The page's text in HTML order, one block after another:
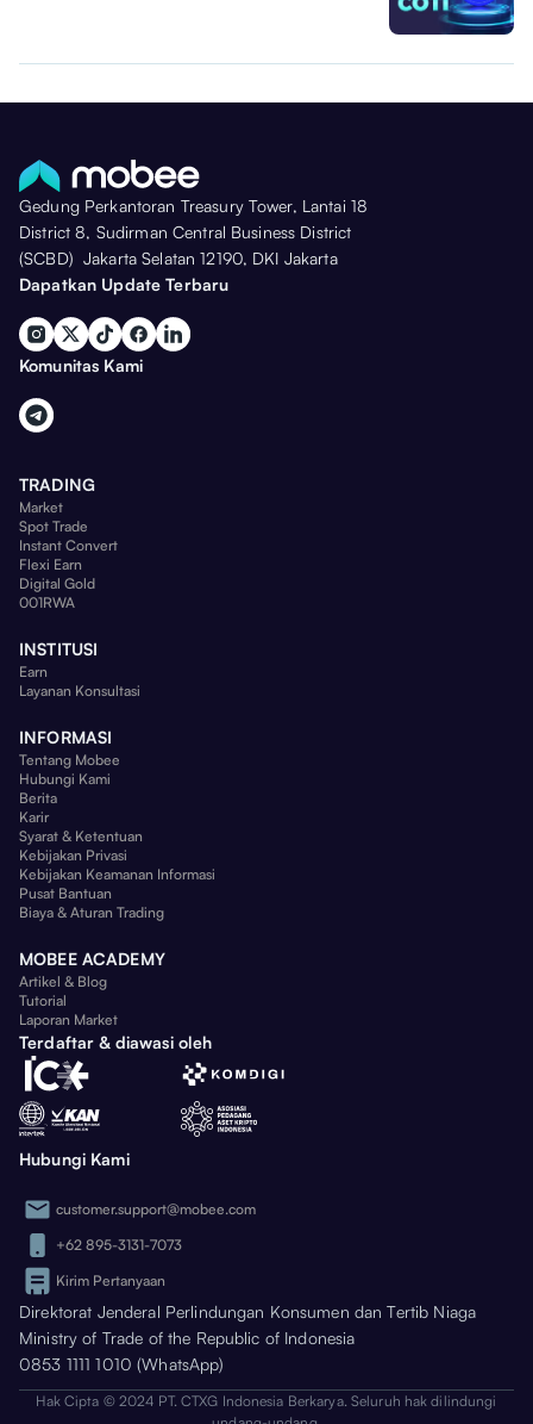
Gedung Perkantoran Treasury Tower, Lantai 18
District 8, Sudirman Central Business District
(SCBD) Jakarta Selatan 12190, DKI Jakarta
Dapatkan Update Terbaru
Komunitas Kami
TRADING
Market
Spot Trade
Instant Convert
Flexi Earn
Digital Gold
001RWA
INSTITUSI
Earn
Layanan Konsultasi
INFORMASI
Tentang Mobee
Hubungi Kami
Berita
Karir
Syarat & Ketentuan
Kebijakan Privasi
Kebijakan Keamanan Informasi
Pusat Bantuan
Biaya & Aturan Trading
MOBEE ACADEMY
Artikel & Blog
Tutorial
Laporan Market
Terdaftar & diawasi oleh
Hubungi Kami
customer.support@mobee.com
+62 895-3131-7073
Kirim Pertanyaan
Direktorat Jenderal Perlindungan Konsumen dan Tertib Niaga
Ministry of Trade of the Republic of Indonesia
0853 1111 1010 (WhatsApp)
Hak Cipta © 2024 PT. CTXG Indonesia Berkarya. Seluruh hak dilindungi